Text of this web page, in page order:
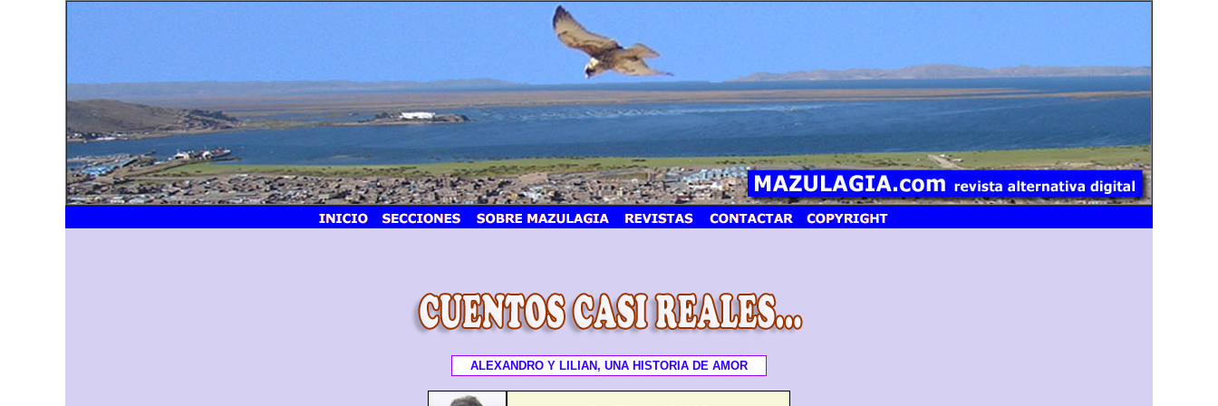
ALEXANDRO Y LILIAN, UNA HISTORIA DE AMOR